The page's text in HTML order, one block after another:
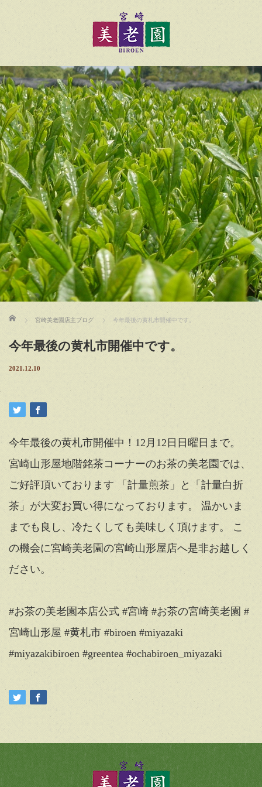
ホーム 宮崎美老園店主ブログ 今年最後の黄札市開催中です。
今年最後の黄札市開催中です。
2021.12.10
今年最後の黄札市開催中！12月12日日曜日まで。
宮崎山形屋地階銘茶コーナーのお茶の美老園では、
ご好評頂いております 「計量煎茶」と「計量白折
茶」が大変お買い得になっております。 温かいま
までも良し、冷たくしても美味しく頂けます。 こ
の機会に宮崎美老園の宮崎山形屋店へ是非お越しく
ださい。
#お茶の美老園本店公式 #宮崎 #お茶の宮崎美老園 #
宮崎山形屋 #黄札市 #biroen #miyazaki
#miyazakibiroen #greentea #ochabiroen_miyazaki